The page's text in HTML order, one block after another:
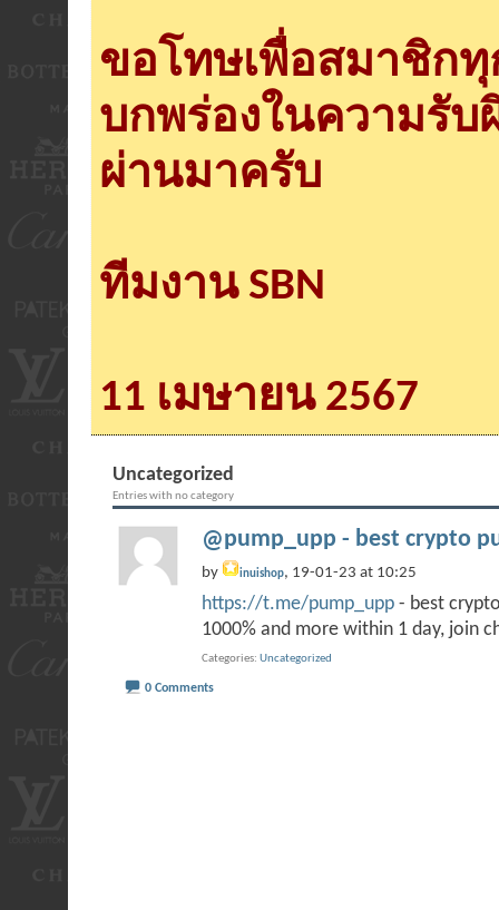
ขอโทษเพื่อสมาชิก
บกพร่องในความรั
ผ่านมาครับ
ทีมงาน SBN
11 เมษายน 2567
Uncategorized
Entries with no category
@pump_upp - best crypto
by inuishop, 19-01-23 at 10:25
https://t.me/pump_upp- best
1000% and more within 1 day, join
Categories Uncategorized
0 Comments